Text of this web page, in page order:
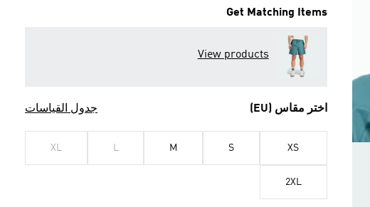
Get Matching Items
View products
اختر مقاس (EU) جدول القياسات
XS
S
M
L
XL
2XL